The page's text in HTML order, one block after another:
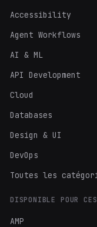
Accessibility
Agent Workflows
AI & ML
API Development
Cloud
Databases
Design & UI
DevOps
Toutes les
DISPONIBLE POUR
AMP